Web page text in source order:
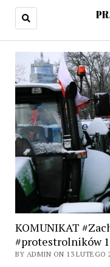
KOMUNIKAT
#protestrolników
BY ADMIN ON 13 LUTEGO